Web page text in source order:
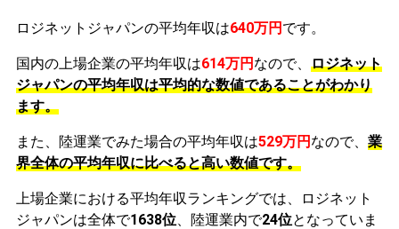
ロジネットジャパンの平均年収は640万円 です。
国内の上場企業の平均年収は614万円 なので、 ロジネット
ジャパンの平均年収は平均的な数値であることがわかり
ます。
また、陸運業でみた場合の平均年収は529万円 なので、 業
界全体の平均年収に比べると高い数値です。
上場企業における平均年収ランキングでは、ロジネット
ジャパンは全体で1638位、陸運業内で24位となっていま